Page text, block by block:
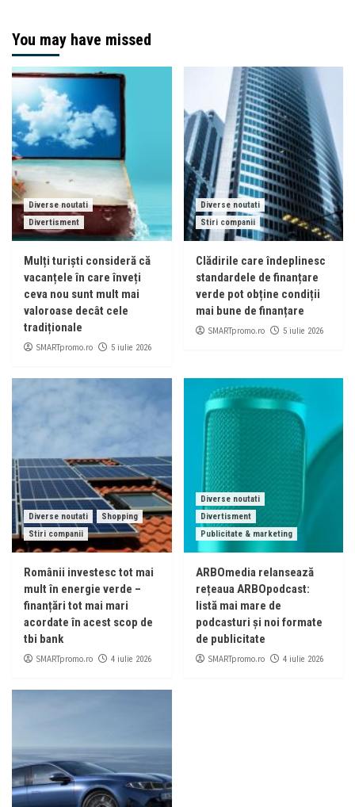
You may have missed
Diverse noutati
Divertisment
Mulți turiști consideră că
vacanțele în care înveți
ceva nou sunt mult mai
valoroase decât cele
tradiționale
SMARTpromo.ro 5 iulie 2026
Diverse noutati
Stiri companii
Clădirile care îndeplinesc
standardele de finanțare
verde pot obține condiții
mai bune de finanțare
SMARTpromo.ro 5 iulie 2026
Diverse noutati
Shopping
Stiri companii
Românii investesc tot mai
mult în energie verde –
finanțări tot mai mari
acordate în acest scop de
tbi bank
SMARTpromo.ro 4 iulie 2026
Diverse noutati
Divertisment
Publicitate & marketing
ARBOmedia relansează
rețeaua ARBOpodcast:
listă mai mare de
podcasturi și noi formate
de publicitate
SMARTpromo.ro 4 iulie 2026